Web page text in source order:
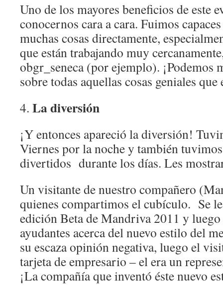
Uno de los mayores beneficios de este
conocernos cara a cara. Fuimos
muchas cosas directamente,
que están trabajando muy
obgr_seneca (por ejemplo). ¡Podemos
sobre todas aquellas cosas geniales
4. La diversión
¡Y entonces apareció la diversión!
Viernes por la noche y también
divertidos durante los días. Les
Un visitante de nuestro compañero
quienes compartimos el cubículo. Se
edición Beta de Mandriva 2011 y
ayudantes acerca del nuevo estilo del
su escaza opinión negativa, luego el
tarjeta de empresario – el era un
¡La compañía que inventó éste nuevo